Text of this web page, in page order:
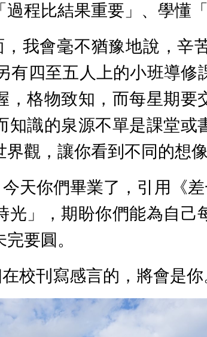
過程比結果重要」、學懂
，我會毫不猶豫地說，辛
另有四至五人上的小班導
，格物致知，而每星期
知識的泉源不單是課堂
觀，讓你看到不同的想
天你們畢業了，引用《
光」，期盼你們能為自
要圓。
校刊寫感言的，將會是你